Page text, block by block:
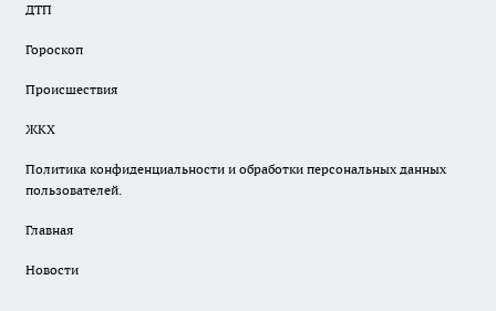
ДТП
Гороскоп
Происшествия
ЖКХ
Политика конфиденциальности и обработки персональных данных
пользователей.
Главная
Новости